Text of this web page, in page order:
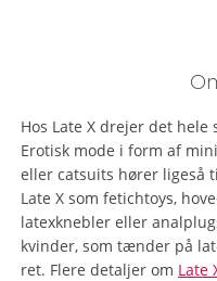
Hos Late X drejer det hele
Erotisk mode i form af
eller catsuits hører ligeså
Late X som fetichtoys,
latexknebler eller
kvinder, som tænder på
ret. Flere detaljer om Late